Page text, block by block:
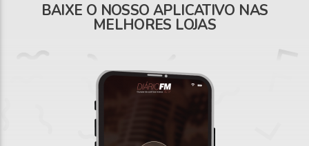
BAIXE O NOSSO APLICATIVO NAS
MELHORES LOJAS